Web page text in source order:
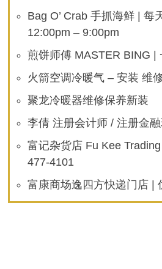
Bag O’ Crab 手抓海鲜 | 每
12:00pm – 9:00pm
煎饼师傅 MASTER BING |
火箭空调冷暖气 – 安装 维
聚龙冷暖器维修保养新装
李倩 注册会计师 / 注册金
富记杂货店 Fu Kee
477-4101
富康商场逸四方快递门店 |